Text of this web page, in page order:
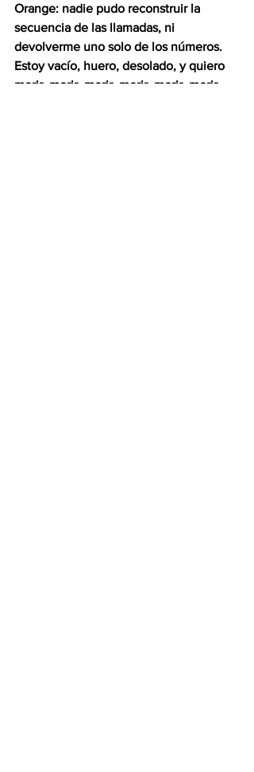
Orange: nadie pudo reconstruir la
secuencia de las llamadas, ni
devolverme uno solo de los números.
Estoy vacío, huero, desolado, y quiero
morir, morir, morir, morir, morir, morir,